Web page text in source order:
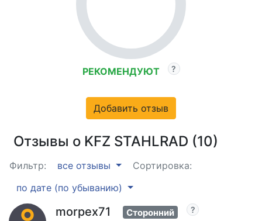
РЕКОМЕНДУЮТ
Добавить отзыв
Отзывы о KFZ STAHLRAD (10)
Фильтр: все отзывы
Сортировка:
по дате (по убыванию)
morpex71 Сторонний